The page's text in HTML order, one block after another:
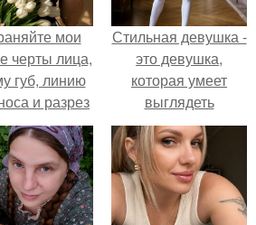
мои
черты лица,
губ, линию
и разрез
глаз.
Стильная девушка -
это девушка,
которая умеет
выглядеть
привлекательно и
элегантно в любои
ситуации.